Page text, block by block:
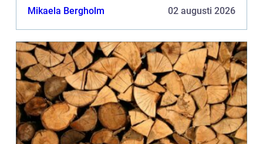
Mikaela Bergholm 02 augusti 2026